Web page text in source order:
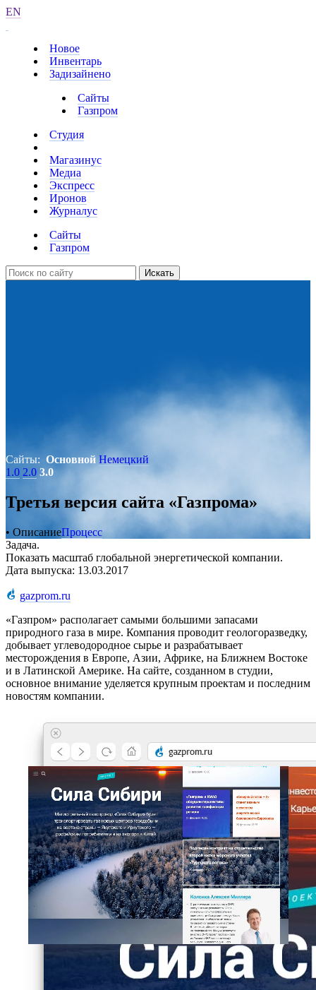
EN
Новое
Инвентарь
Задизайнено
Сайты
Газпром
Студия
Магазинус
Медиа
Экспресс
Иронов
Журналус
Сайты
Газпром
Искать
Сайты: Основной Немецкий
1.0 2.0 3.0
Третья версия сайта «Газпрома»
• ОписаниеПроцесс
Задача.
Показать масштаб глобальной энергетической компании.
Дата выпуска: 13.03.2017
gazprom.ru
«Газпром» располагает самыми большими запасами
природного газа в мире. Компания проводит геологоразведку,
добывает углеводородное сырье и разрабатывает
месторождения в Европе, Азии, Африке, на Ближнем Востоке
и в Латинской Америке. На сайте, созданном в студии,
основное внимание уделяется крупным проектам и последним
новостям компании.